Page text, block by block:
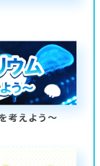
考えよう～